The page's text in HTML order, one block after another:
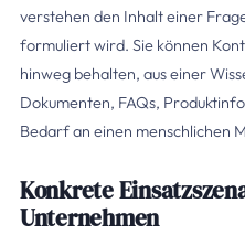
verstehen den Inhalt einer
formuliert wird. Sie können
hinweg behalten, aus einer
Dokumenten, FAQs,
Bedarf an einen menschlichen
Konkrete
Unternehmen